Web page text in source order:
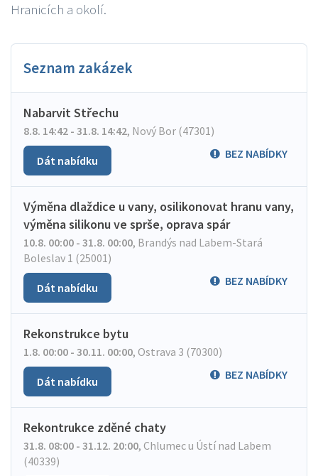
Hranicích a okolí.
Seznam zakázek
Nabarvit Střechu
8.8. 14:42 - 31.8. 14:42, Nový Bor (47301)
BEZ NABÍDKY
Dát nabídku
Výměna dlaždice u vany, osilikonovat hranu vany,
výměna silikonu ve sprše, oprava spár
10.8. 00:00 - 31.8. 00:00, Brandýs nad Labem-Stará
Boleslav 1 (25001)
BEZ NABÍDKY
Dát nabídku
Rekonstrukce bytu
1.8. 00:00 - 30.11. 00:00, Ostrava 3 (70300)
BEZ NABÍDKY
Dát nabídku
Rekontrukce zděné chaty
31.8. 08:00 - 31.12. 20:00, Chlumec u Ústí nad Labem
(40339)